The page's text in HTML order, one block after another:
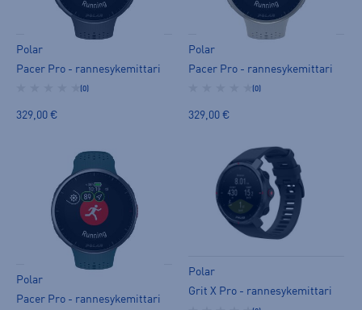
Polar
Pacer Pro - rannesykemittari
(0)
329,00 €
Polar
Pacer Pro - rannesykemittari
(0)
329,00 €
Polar
Pacer Pro - rannesykemittari
Polar
Grit X Pro - rannesykemittari